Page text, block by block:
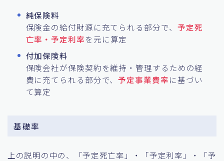
純保険料
保険金の給付財源に充てられる部分で、 予定死
亡率・予定利率を元に算定
付加保険料
保険会社が保険契約を維持・管理するための経
費に充てられる部分で、予定事業費率に基づい
て算定
基礎率
上の説明の中の、「予定死亡率」・「予定利率」・「予